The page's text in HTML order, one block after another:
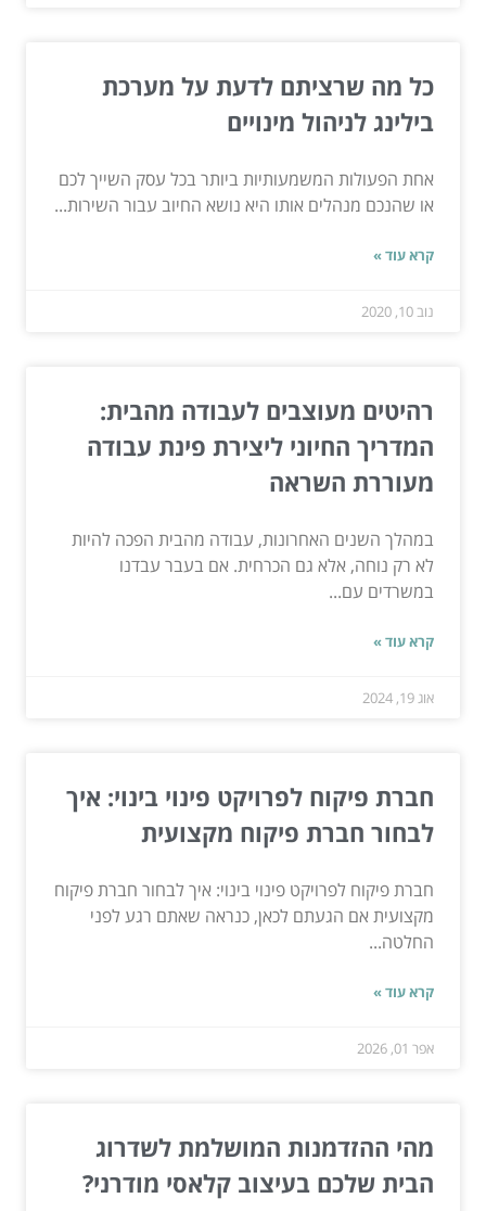
כל מה שרציתם לדעת על מערכת
בילינג לניהול מינויים
אחת הפעולות המשמעותיות ביותר בכל עסק השייך לכם
או שהנכם מנהלים אותו היא נושא החיוב עבור השירות...
קרא עוד »
נוב 10, 2020
רהיטים מעוצבים לעבודה מהבית:
המדריך החיוני ליצירת פינת עבודה
מעוררת השראה
במהלך השנים האחרונות, עבודה מהבית הפכה להיות
לא רק נוחה, אלא גם הכרחית. אם בעבר עבדנו
במשרדים עם...
קרא עוד »
אוג 19, 2024
חברת פיקוח לפרויקט פינוי בינוי: איך
לבחור חברת פיקוח מקצועית
חברת פיקוח לפרויקט פינוי בינוי: איך לבחור חברת פיקוח
מקצועית אם הגעתם לכאן, כנראה שאתם רגע לפני
החלטה...
קרא עוד »
אפר 01, 2026
מהי ההזדמנות המושלמת לשדרוג
הבית שלכם בעיצוב קלאסי מודרני?